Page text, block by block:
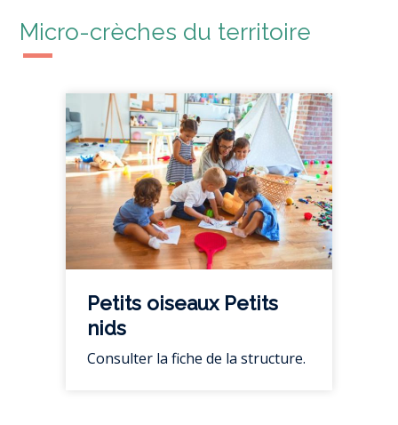
Micro-crèches du territoire
Petits oiseaux Petits
nids
Consulter la fiche de la structure.